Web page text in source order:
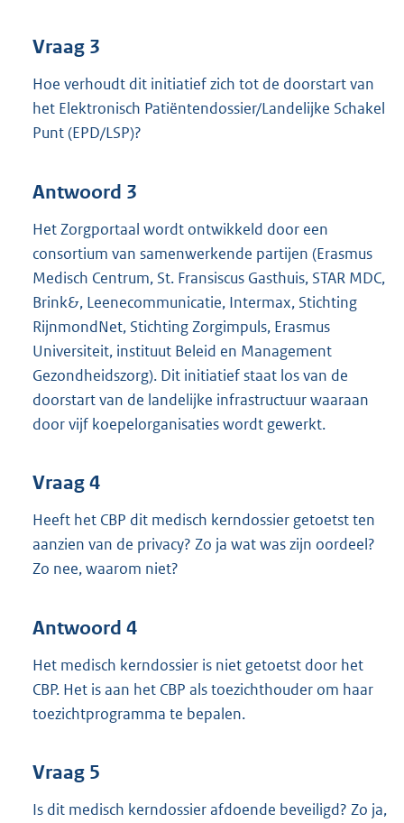
Vraag 3
Hoe verhoudt dit initiatief zich tot de doorstart van
het Elektronisch Patiëntendossier/Landelijke Schakel
Punt (EPD/LSP)?
Antwoord 3
Het Zorgportaal wordt ontwikkeld door een
consortium van samenwerkende partijen (Erasmus
Medisch Centrum, St. Fransiscus Gasthuis, STAR MDC,
Brink&, Leenecommunicatie, Intermax, Stichting
RijnmondNet, Stichting Zorgimpuls, Erasmus
Universiteit, instituut Beleid en Management
Gezondheidszorg). Dit initiatief staat los van de
doorstart van de landelijke infrastructuur waaraan
door vijf koepelorganisaties wordt gewerkt.
Vraag 4
Heeft het CBP dit medisch kerndossier getoetst ten
aanzien van de privacy? Zo ja wat was zijn oordeel?
Zo nee, waarom niet?
Antwoord 4
Het medisch kerndossier is niet getoetst door het
CBP. Het is aan het CBP als toezichthouder om haar
toezichtprogramma te bepalen.
Vraag 5
Is dit medisch kerndossier afdoende beveiligd? Zo ja,